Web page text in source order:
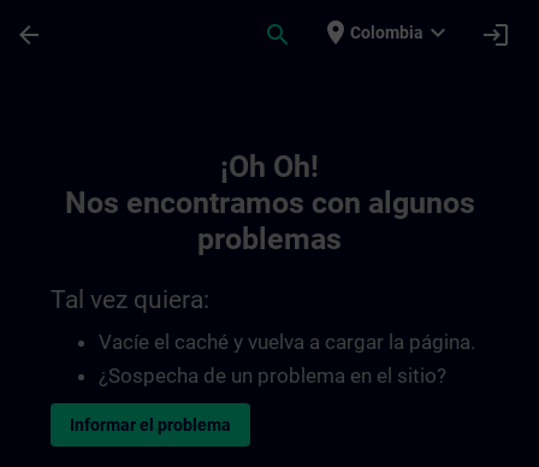
arrow_back search place Colombia expand_more login
¡Oh Oh!
Nos encontramos con algunos
problemas
Tal vez quiera:
Vacíe el caché y vuelva a cargar la página.
¿Sospecha de un problema en el sitio?
Informar el problema